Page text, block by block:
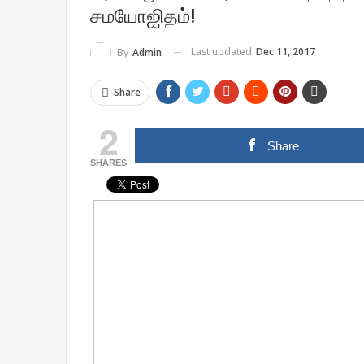
சமயோஜிதம்!
By Admin Last updated Dec 11, 2017
Share
2
SHARES
Share